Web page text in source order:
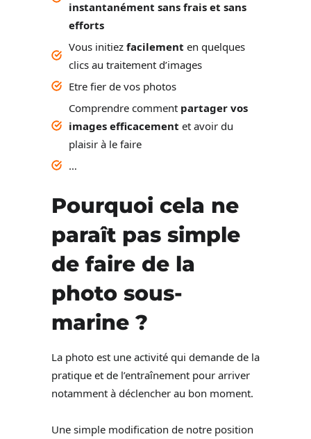
instantanément sans frais et sans
efforts
Vous initiez facilement en quelques
clics au traitement d’images
Etre fier de vos photos
Comprendre comment partager vos
images efficacement et avoir du
plaisir à le faire
…
Pourquoi cela ne
paraît pas simple
de faire de la
photo sous-
marine ?
La photo est une activité qui demande de la
pratique et de l’entraînement pour arriver
notamment à déclencher au bon moment.
Une simple modification de notre position